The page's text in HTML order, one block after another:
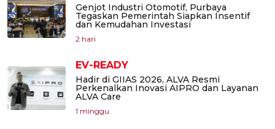
Genjot Industri Otomotif, Purbaya
Tegaskan Pemerintah Siapkan Insentif
dan Kemudahan Investasi
2 hari
EV-READY
Hadir di GIIAS 2026, ALVA Resmi
Perkenalkan Inovasi AIPRO dan Layanan
ALVA Care
1 minggu